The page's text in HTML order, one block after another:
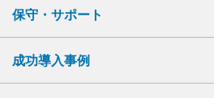
保守・サポート
成功導入事例